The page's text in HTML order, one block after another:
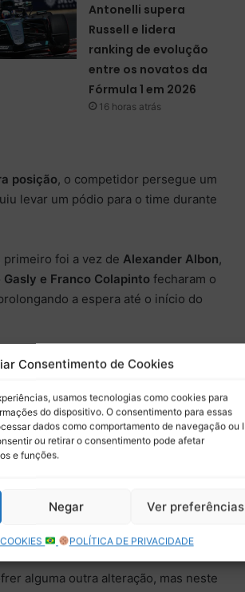
Consentimento de Cookies
usamos tecnologias como cookies para
do dispositivo. O consentimento para essas
dados como comportamento de navegação ou
ou retirar o consentimento pode afetar
e funções.
Negar Ver preferências
POLÍTICA DE PRIVACIDADE
Antonelli supera
Russell e lidera
ranking de evolução
entre os novatos da
Fórmula 1 em 2026
16 horas atrás
posição, o competidor persegue um
levar um pódio para o time durante
primeiro foi a vez de Alexander Albon,
Gasly e Franco Colapinto fecharam o
a espera até o início do
que trouxe a primeira interrupção, por
quando os pilotos buscavam ainda a
e a sagacidade da Williams de
tivesse o tempo que
por uma irregularidade
o carro não passou pelos testes
alguma outra alteração, mas neste